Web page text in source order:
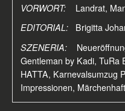
VORWORT:
Landrat,
EDITORIAL:
Brigitta
SZENERIA:
Gentleman by Kadi, TuRa
HATTA, Karnevalsumzug
Impressionen,